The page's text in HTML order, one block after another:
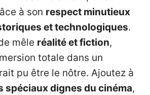
à son respect minutieux
et technologiques.
mêle réalité et fiction,
totale dans un
pu être le nôtre. Ajoutez à
spéciaux dignes du cinéma,